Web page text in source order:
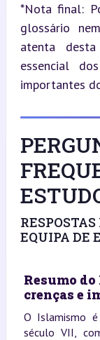
*Nota final:
glossário
atenta
essencial
importantes
EQUIPA DE
Resumo
crenças e
O Islamismo
século VII,